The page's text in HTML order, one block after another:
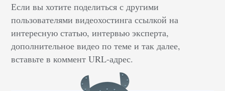
Если вы хотите поделиться с другими
пользователями видеохостинга ссылкой на
интересную статью, интервью эксперта,
дополнительное видео по теме и так далее,
вставьте в коммент URL-адрес.